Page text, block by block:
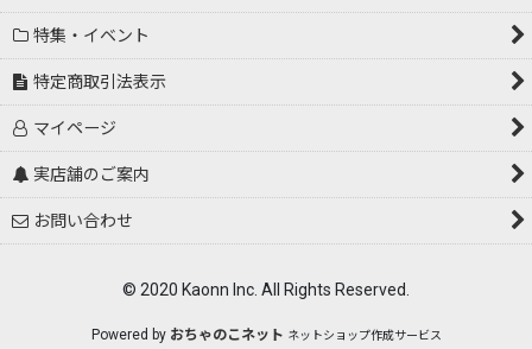
特集・イベント
特定商取引法表示
マイページ
実店舗のご案内
お問い合わせ
© 2020 Kaonn Inc. All Rights Reserved.
Powered by おちゃのこネット ネットショップ作成サービス